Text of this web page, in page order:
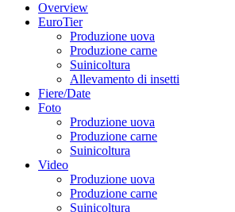
Overview
EuroTier
Produzione uova
Produzione carne
Suinicoltura
Allevamento di insetti
Fiere/Date
Foto
Produzione uova
Produzione carne
Suinicoltura
Video
Produzione uova
Produzione carne
Suinicoltura